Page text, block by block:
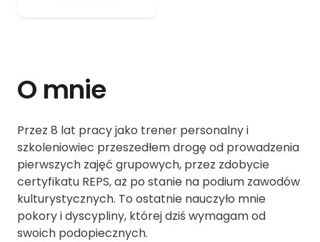
O mnie
Przez 8 lat pracy jako trener personalny i
szkoleniowiec przeszedłem drogę od prowadzenia
pierwszych zajęć grupowych, przez zdobycie
certyfikatu REPS, aż po stanie na podium zawodów
kulturystycznych. To ostatnie nauczyło mnie
pokory i dyscypliny, której dziś wymagam od
swoich podopiecznych.